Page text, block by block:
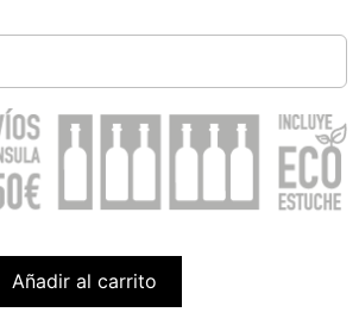
Añadir al carrito